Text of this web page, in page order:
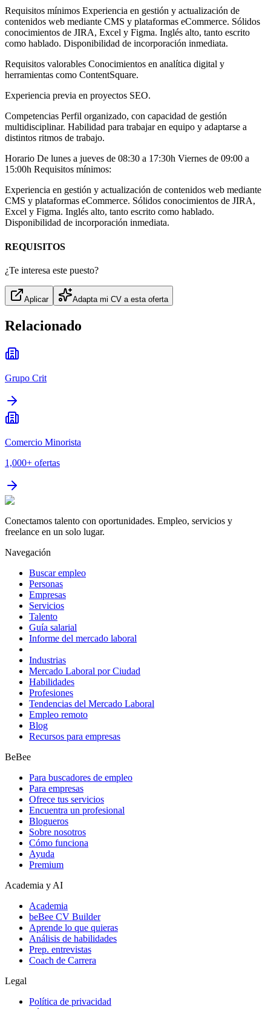
Requisitos mínimos Experiencia en gestión y actualización de
contenidos web mediante CMS y plataformas eCommerce. Sólidos
conocimientos de JIRA, Excel y Figma. Inglés alto, tanto escrito
como hablado. Disponibilidad de incorporación inmediata.
Requisitos valorables Conocimientos en analítica digital y
herramientas como ContentSquare.
Experiencia previa en proyectos SEO.
Competencias Perfil organizado, con capacidad de gestión
multidisciplinar. Habilidad para trabajar en equipo y adaptarse a
distintos ritmos de trabajo.
Horario De lunes a jueves de 08:30 a 17:30h Viernes de 09:00 a
15:00h Requisitos mínimos:
Experiencia en gestión y actualización de contenidos web mediante
CMS y plataformas eCommerce. Sólidos conocimientos de JIRA,
Excel y Figma. Inglés alto, tanto escrito como hablado.
Disponibilidad de incorporación inmediata.
REQUISITOS
¿Te interesa este puesto?
Aplicar Adapta mi CV a esta oferta
Relacionado
Grupo Crit
Comercio Minorista
1,000+ ofertas
Conectamos talento con oportunidades. Empleo, servicios y
freelance en un solo lugar.
Navegación
Buscar empleo
Personas
Empresas
Servicios
Talento
Guía salarial
Informe del mercado laboral
Industrias
Mercado Laboral por Ciudad
Habilidades
Profesiones
Tendencias del Mercado Laboral
Empleo remoto
Blog
Recursos para empresas
BeBee
Para buscadores de empleo
Para empresas
Ofrece tus servicios
Encuentra un profesional
Blogueros
Sobre nosotros
Cómo funciona
Ayuda
Premium
Academia y AI
Academia
beBee CV Builder
Aprende lo que quieras
Análisis de habilidades
Prep. entrevistas
Coach de Carrera
Legal
Política de privacidad